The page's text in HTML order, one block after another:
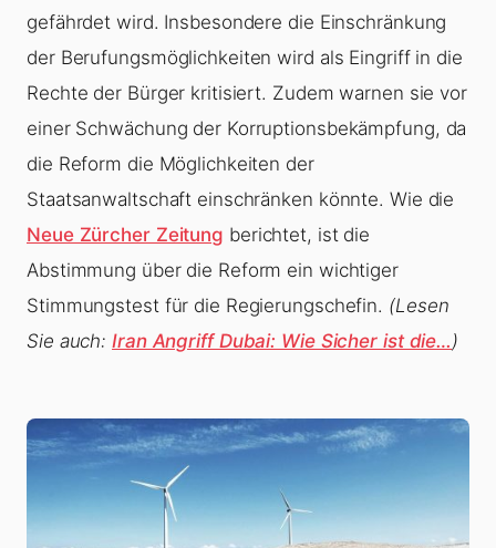
gefährdet wird. Insbesondere die Einschränkung
der Berufungsmöglichkeiten wird als Eingriff in die
Rechte der Bürger kritisiert. Zudem warnen sie vor
einer Schwächung der Korruptionsbekämpfung, da
die Reform die Möglichkeiten der
Staatsanwaltschaft einschränken könnte. Wie die
Neue Zürcher Zeitung berichtet, ist die
Abstimmung über die Reform ein wichtiger
Stimmungstest für die Regierungschefin. (Lesen
Sie auch:Iran Angriff Dubai: Wie Sicher ist die…)